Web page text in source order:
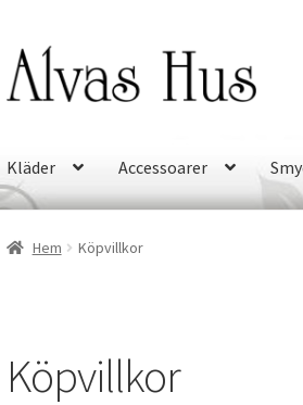
Hoppa
till
Hoppa
till
Kläder Accessoarer
Hem Köpvillkor
Köpvillkor